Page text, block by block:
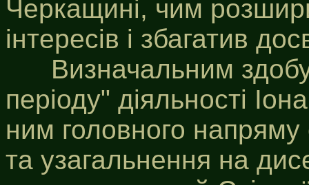
Черкащині, чим
інтересів і збагатив
Визначальним
періоду" діяльності
ним головного напряму
та узагальнення на